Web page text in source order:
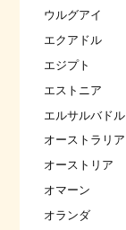
ウルグアイ
エクアドル
エジプト
エストニア
エルサルバドル
オーストラリア
オーストリア
オマーン
オランダ